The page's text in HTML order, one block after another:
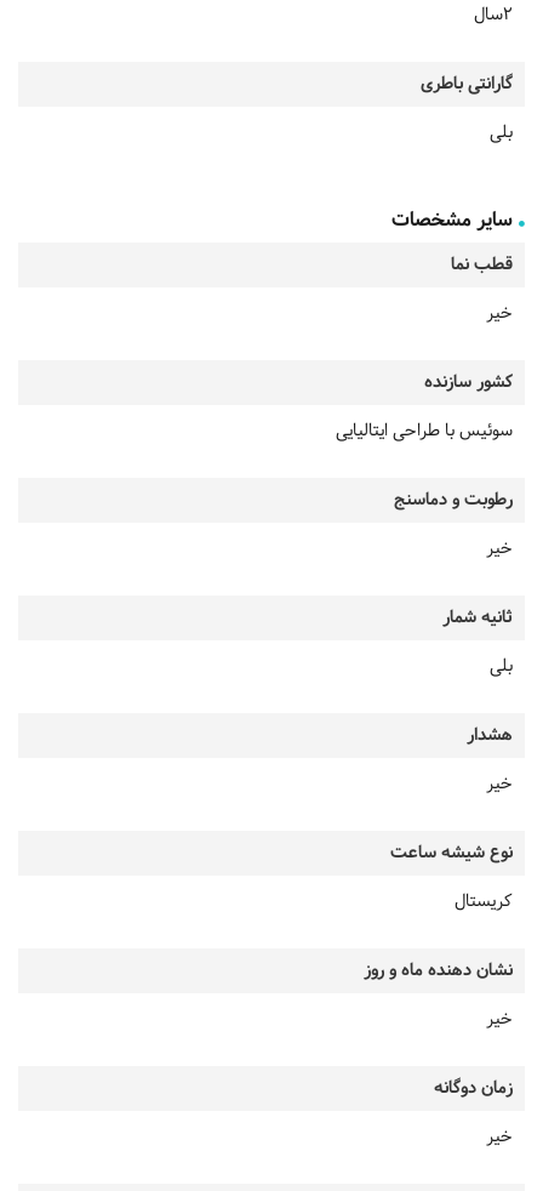
2سال
گارانتی باطری
بلی
سایر مشخصات
قطب نما
خیر
کشور سازنده
سوئیس با طراحی ایتالیایی
رطوبت و دماسنج
خیر
ثانیه شمار
بلی
هشدار
خیر
نوع شیشه ساعت
کریستال
نشان دهنده ماه و روز
خیر
زمان دوگانه
خیر